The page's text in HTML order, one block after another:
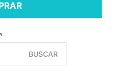
BUSCAR